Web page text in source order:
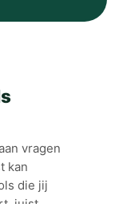
vragen
kan
die jij